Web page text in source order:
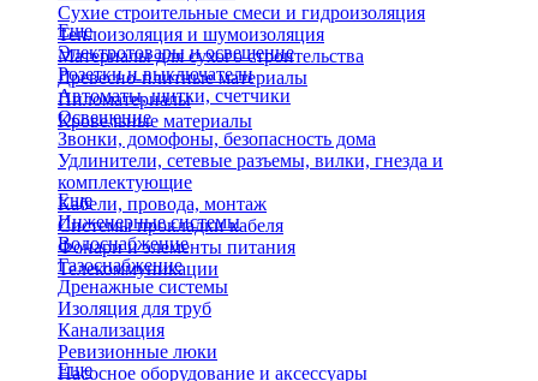
Сухие строительные смеси и гидроизоляция
Теплоизоляция и шумоизоляция
Материалы для сухого строительства
Древесно-плитные материалы
Пиломатериалы
Кровельные материалы
Еще
Электротовары и освещение
Розетки и выключатели
Автоматы, щитки, счетчики
Освещение
Звонки, домофоны, безопасность дома
Удлинители, сетевые разъемы, вилки, гнезда и
комплектующие
Кабели, провода, монтаж
Системы прокладки кабеля
Фонари и элементы питания
Телекоммуникации
Еще
Инженерные системы
Водоснабжение
Газоснабжение
Дренажные системы
Изоляция для труб
Канализация
Ревизионные люки
Насосное оборудование и аксессуары
Еще